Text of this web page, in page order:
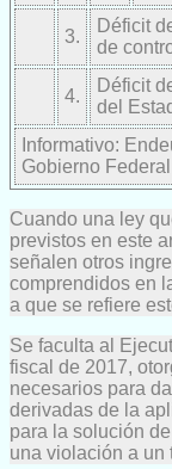
3.
Déficit
de
4.
Déficit
del
Informativo:
Gobierno
Cuando una ley
previstos en este
señalen otros
comprendidos en
a que se refiere
Se faculta al
fiscal de 2017,
necesarios para
derivadas de la
para la solución
una violación a un